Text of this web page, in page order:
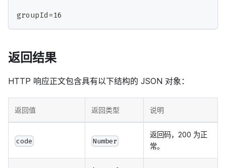
groupId=16
返回结果
HTTP 响应正文包含具有以下结构的 JSON 对象：
返回值 返回类型 说明
code Number
返回码，200 为正
常。